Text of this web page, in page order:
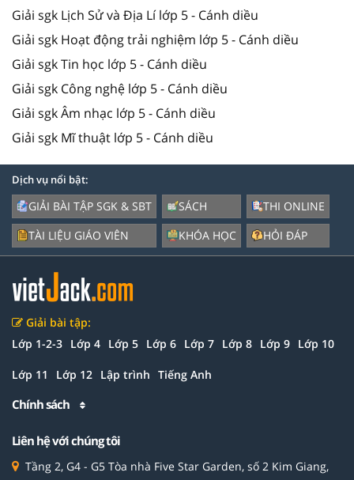
Giải sgk Lịch Sử và Địa Lí lớp 5 - Cánh diều
Giải sgk Hoạt động trải nghiệm lớp 5 - Cánh diều
Giải sgk Tin học lớp 5 - Cánh diều
Giải sgk Công nghệ lớp 5 - Cánh diều
Giải sgk Âm nhạc lớp 5 - Cánh diều
Giải sgk Mĩ thuật lớp 5 - Cánh diều
Dịch vụ nổi bật:
GIẢI BÀI TẬP SGK & SBT
TÀI LIỆU GIÁO VIÊN
SÁCH
KHÓA HỌC
THI ONLINE
HỎI ĐÁP
Giải bài tập:
Lớp 1-2-3 Lớp 4 Lớp 5 Lớp 6 Lớp 7 Lớp 8 Lớp 9 Lớp 10
Lớp 11 Lớp 12 Lập trình Tiếng Anh
Chính sách
Liên hệ với chúng tôi
Tầng 2, G4 - G5 Tòa nhà Five Star Garden, số 2 Kim Giang,